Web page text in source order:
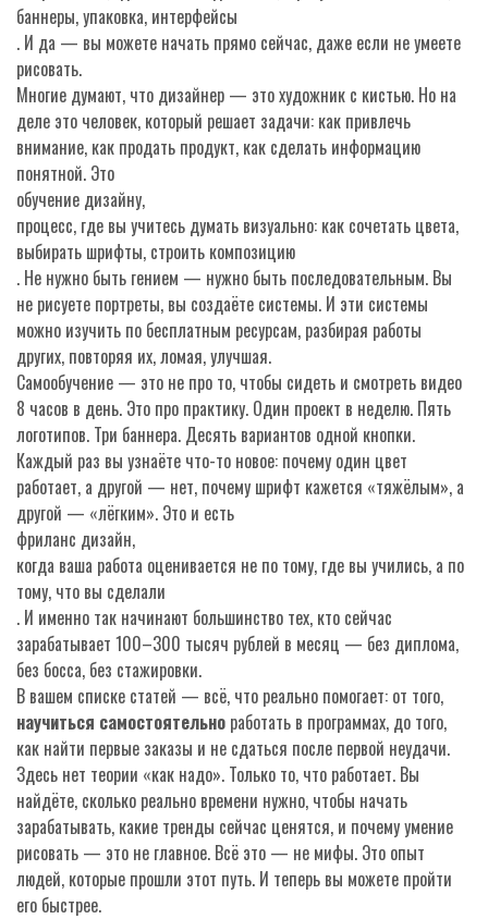
баннеры, упаковка, интерфейсы
. И да — вы можете начать прямо сейчас, даже если не умеете
рисовать.
Многие думают, что дизайнер — это художник с кистью. Но на
деле это человек, который решает задачи: как привлечь
внимание, как продать продукт, как сделать информацию
понятной. Это
обучение дизайну,
процесс, где вы учитесь думать визуально: как сочетать цвета,
выбирать шрифты, строить композицию
. Не нужно быть гением — нужно быть последовательным. Вы
не рисуете портреты, вы создаёте системы. И эти системы
можно изучить по бесплатным ресурсам, разбирая работы
других, повторяя их, ломая, улучшая.
Самообучение — это не про то, чтобы сидеть и смотреть видео
8 часов в день. Это про практику. Один проект в неделю. Пять
логотипов. Три баннера. Десять вариантов одной кнопки.
Каждый раз вы узнаёте что-то новое: почему один цвет
работает, а другой — нет, почему шрифт кажется «тяжёлым», а
другой — «лёгким». Это и есть
фриланс дизайн,
когда ваша работа оценивается не по тому, где вы учились, а по
тому, что вы сделали
. И именно так начинают большинство тех, кто сейчас
зарабатывает 100–300 тысяч рублей в месяц — без диплома,
без босса, без стажировки.
В вашем списке статей — всё, что реально помогает: от того,
научиться самостоятельно работать в программах, до того,
как найти первые заказы и не сдаться после первой неудачи.
Здесь нет теории «как надо». Только то, что работает. Вы
найдёте, сколько реально времени нужно, чтобы начать
зарабатывать, какие тренды сейчас ценятся, и почему умение
рисовать — это не главное. Всё это — не мифы. Это опыт
людей, которые прошли этот путь. И теперь вы можете пройти
его быстрее.